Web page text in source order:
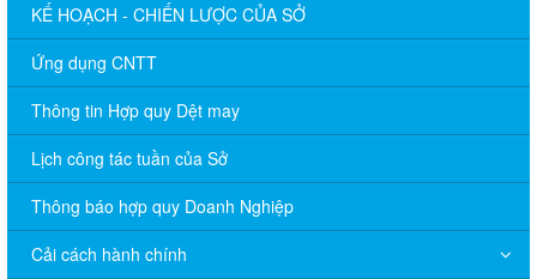
KẾ HOẠCH - CHIẾN LƯỢC CỦA SỞ
Ứng dụng CNTT
Thông tin Hợp quy Dệt may
Lịch công tác tuần của Sở
Thông báo hợp quy Doanh Nghiệp
Cải cách hành chính